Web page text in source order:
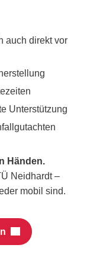
auch direkt vor
Unterstützung
Händen.
Neidhardt –
mobil sind.